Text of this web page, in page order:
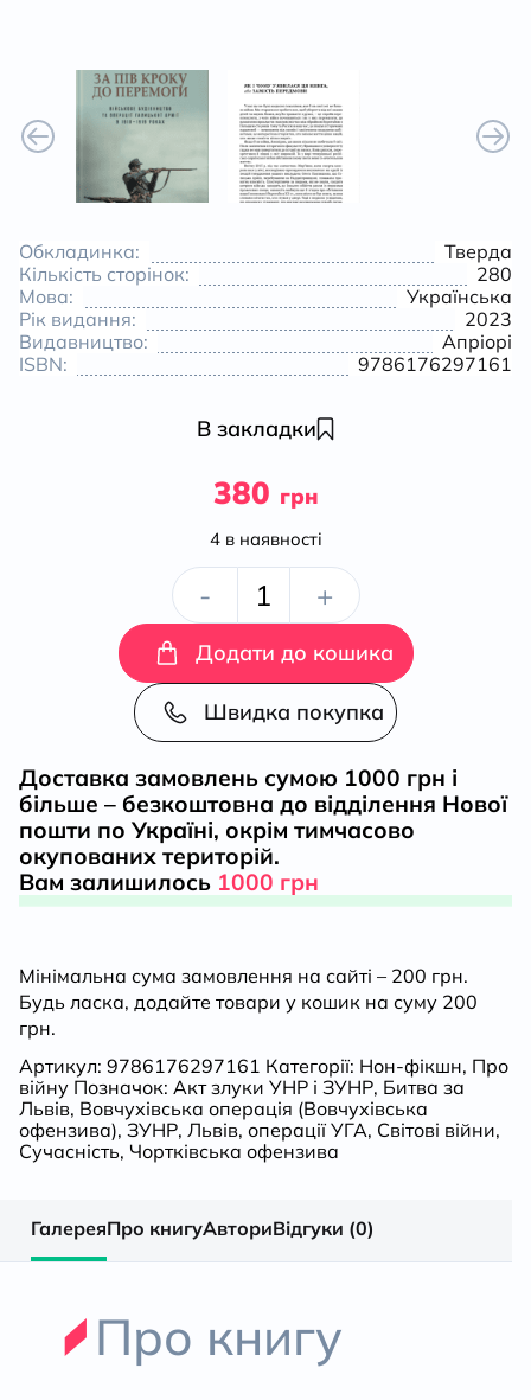
Обкладинка:
Тверда
Кількість сторінок:
280
Мова:
Українська
Рік видання:
2023
Видавництво:
Апріорі
ISBN:
9786176297161
В закладки
380 грн
4 в наявності
-
За
пів
кроку
до
перемоги.
Військове
та
операції
Галицької
Армії
в
1919
+
Додати до кошика
Швидка покупка
Доставка замовлень сумою 1000 грн і
більше – безкоштовна до відділення Нової
пошти по Україні, окрім тимчасово
окупованих територій.
Вам залишилось 1000 грн
Мінімальна сума замовлення на сайті – 200 грн.
Будь ласка, додайте товари у кошик на суму 200
грн.
Артикул: 9786176297161 Категорії: Нон-фікшн, Про
війну Позначок: Акт злуки УНР і ЗУНР, Битва за
Львів, Вовчухівська операція (Вовчухівська
офензива), ЗУНР, Львів, операції УГА, Світові війни,
Сучасність, Чортківська офензива
ГалереяПро книгуАвториВідгуки (0)
Про книгу